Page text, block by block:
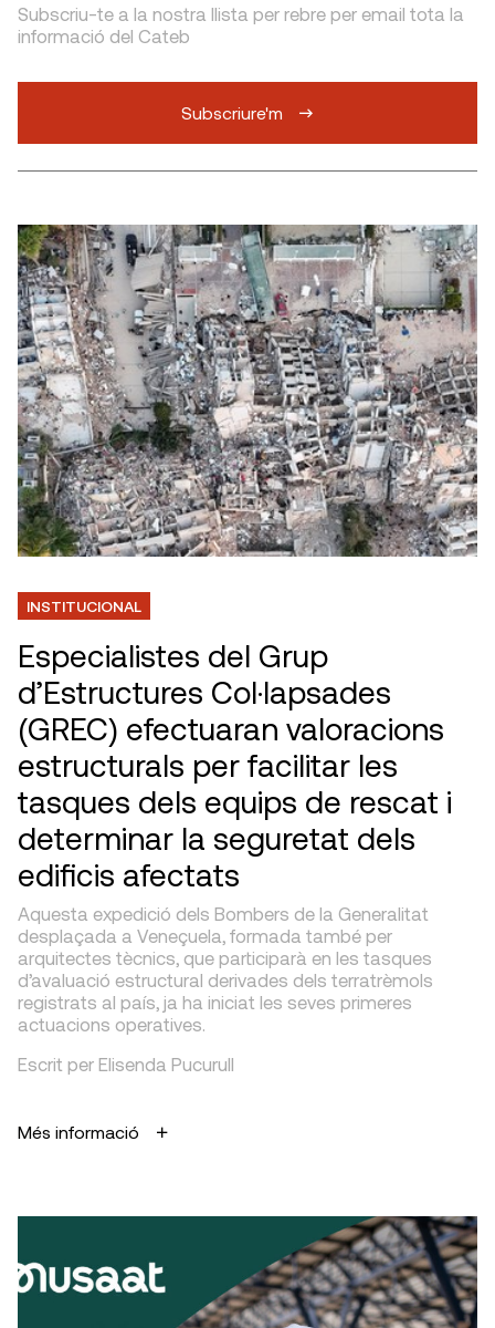
Subscriu-te a la nostra llista per rebre per email tota la
informació del Cateb
Subscriure'm
INSTITUCIONAL
Especialistes del Grup
d’Estructures Col·lapsades
(GREC) efectuaran valoracions
estructurals per facilitar les
tasques dels equips de rescat i
determinar la seguretat dels
edificis afectats
Aquesta expedició dels Bombers de la Generalitat
desplaçada a Veneçuela, formada també per
arquitectes tècnics, que participarà en les tasques
d’avaluació estructural derivades dels terratrèmols
registrats al país, ja ha iniciat les seves primeres
actuacions operatives.
Escrit per Elisenda Pucurull
Més informació